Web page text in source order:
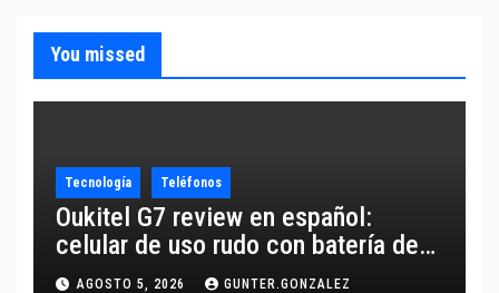
You missed
Tecnología Teléfonos
Oukitel G7 review en español:
celular de uso rudo con batería de
10,600 mAh
AGOSTO 5, 2026 GUNTER.GONZALEZ